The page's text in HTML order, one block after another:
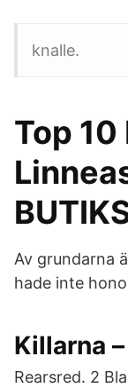
knalle.
Top
Av grundarna
hade inte
Killarna
Rearsred. 2